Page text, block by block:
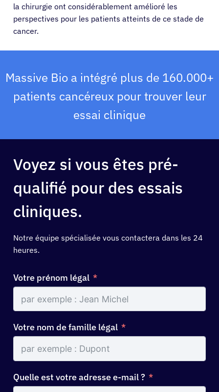
Médecins
Ressources
Se connecter
Français
la chirurgie ont considérablement amélioré les
perspectives pour les patients atteints de ce stade de
cancer.
Massive Bio a intégré plus de 160.000+
patients cancéreux pour trouver leur
essai clinique
Voyez si vous êtes pré-
qualifié pour des essais
cliniques.
Notre équipe spécialisée vous contactera dans les 24
heures.
Votre prénom légal
Votre nom de famille légal
Quelle est votre adresse e-mail ?